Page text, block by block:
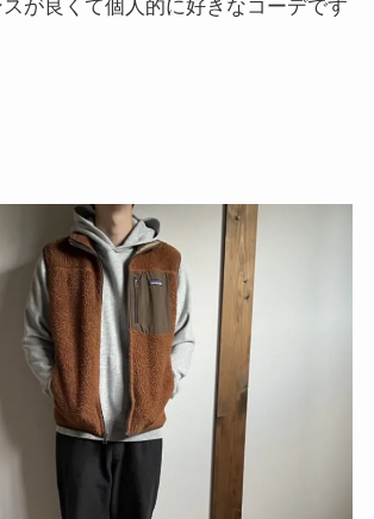
が良くて個人的に好きなコーデです